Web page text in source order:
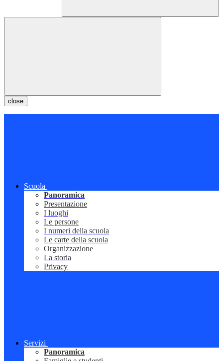
close
Scuola
Panoramica
Presentazione
I luoghi
Le persone
I numeri della scuola
Le carte della scuola
Organizzazione
La storia
Privacy
Servizi
Panoramica